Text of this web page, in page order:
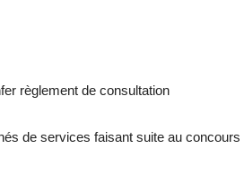
règlement de consultation
de services faisant suite au concours